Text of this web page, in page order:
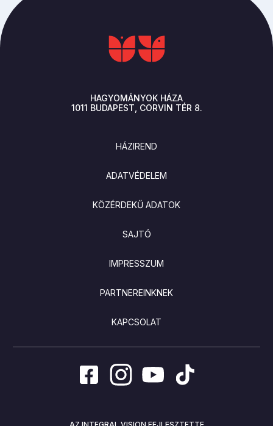
HAGYOMÁNYOK HÁZA
1011 BUDAPEST CORVIN TÉR 8.
HÁZIREND
ADATVÉDELEM
KÖZÉRDEKŰ ADATOK
SAJTÓ
IMPRESSZUM
PARTNEREINKNEK
KAPCSOLAT